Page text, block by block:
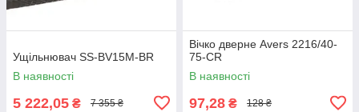
Ущільнювач SS-BV15M-BR
В наявності
5 222,05 ₴ 7 355 ₴
Вічко дверне Avers 2216/40-
75-CR
В наявності
97,28 ₴ 128 ₴